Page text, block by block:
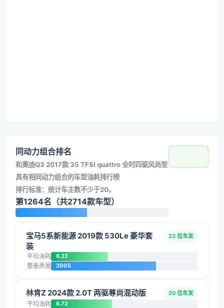
同动力组合排名
和奥迪Q3 2017款 35 TFSI quattro 全时四驱风尚型
具有相同动力组合的车型油耗排行榜
排行标准：统计车主数不少于20。
第1264名（共2714款车型）
宝马5系新能源 2019款 530Le 豪华套
装
23 位车友
平均油耗 6.22
整备质量 2005
林肯Z 2024款 2.0T 两驱尊尚混动版 20 位车友
平均油耗 6.72